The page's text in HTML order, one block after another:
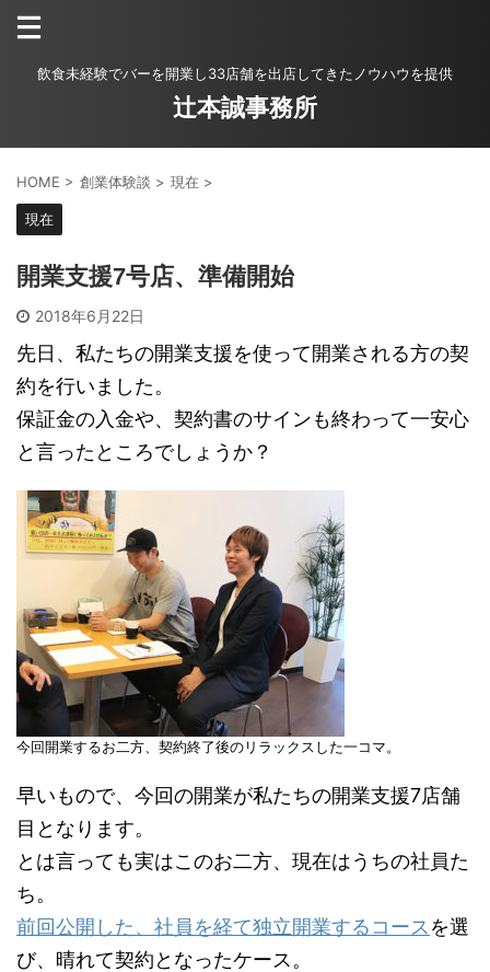
飲食未経験でバーを開業し33店舗を出店してきたノウハウを提供
辻本誠事務所
HOME > 創業体験談 > 現在 >
現在
開業支援7号店、準備開始
2018年6月22日
先日、私たちの開業支援を使って開業される方の契
約を行いました。
保証金の入金や、契約書のサインも終わって一安心
と言ったところでしょうか？
今回開業するお二方、契約終了後のリラックスした一コマ。
早いもので、今回の開業が私たちの開業支援7店舗
目となります。
とは言っても実はこのお二方、現在はうちの社員た
ち。
前回公開した、社員を経て独立開業するコース を選
び、晴れて契約となったケース。